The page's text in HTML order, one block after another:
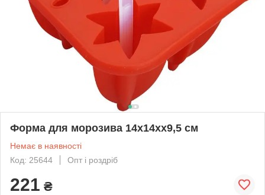
Форма для морозива 14х14хх9,5 см
Немає в наявності
Код: 25644
Опт і роздріб
221 ₴